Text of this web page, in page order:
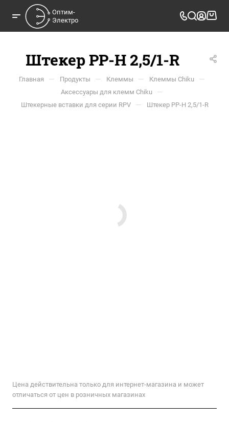
Оптим-
Электро
Штекер PP-H 2,5/1-R
Главная — Продукты — Клеммы — Клеммы Chiku —
Аксессуары для клемм Chiku —
Штекерные вставки для серии RPV — Штекер PP-H 2,5/1-R
Цена действительна только для интернет-магазина и может
отличаться от цен в розничных магазинах